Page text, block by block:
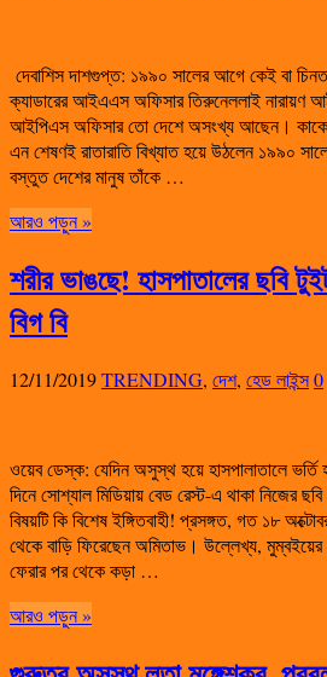
দেবাশিস দাশগুপ্ত: ১৯৯০ সালের আগে কেই বা
ক্যাডারের আইএএস অফিসার তিরুনেললাই
আইপিএস অফিসার তো দেশে অসংখ্য আছেন। কাকে
এন শেষণই রাতারাতি বিখ্যাত হয়ে উঠলেন ১৯৯০
বস্তুত দেশের মানুষ তাঁকে …
আরও পড়ুন »
শরীর ভাঙছে! হাসপাতালের ছবি
বিগ বি
12/11/2019TRENDING, দেশ, হেড লাইন্স0
ওয়েব ডেস্ক: যেদিন অসুস্থ হয়ে হাসপালাতালে
দিনে সোশ্যাল মিডিয়ায় বেড রেস্ট-এ থাকা নিজের
বিষয়টি কি বিশেষ ইঙ্গিতবাহী! প্রসঙ্গত, গত ১৮
থেকে বাড়ি ফিরেছেন অমিতাভ। উল্লেখ্য, মুম্বইয়ের
ফেরার পর থেকে কড়া …
আরও পড়ুন »